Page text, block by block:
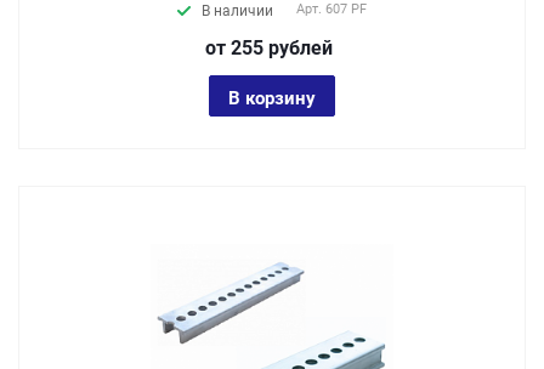
В наличии Арт. 607 PF
от 255 рублей
В корзину